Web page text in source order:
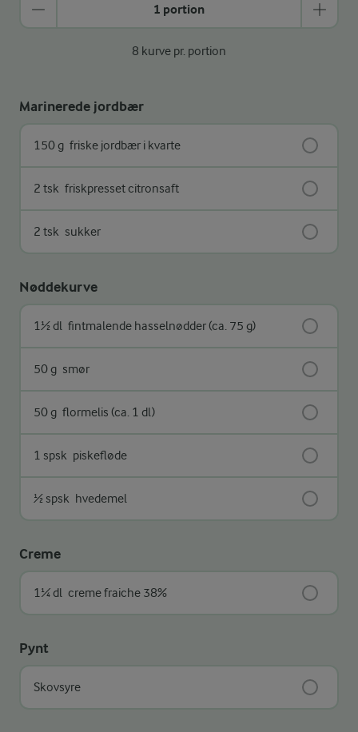
1 portion
8 kurve pr. portion
Marinerede jordbær
150 g friske jordbær i kvarte
2 tsk friskpresset citronsaft
2 tsk sukker
Nøddekurve
1½ dl fintmalende hasselnødder (ca. 75 g)
50 g smør
50 g flormelis (ca. 1 dl)
1 spsk piskefløde
½ spsk hvedemel
Creme
1¼ dl creme fraiche 38%
Pynt
Skovsyre